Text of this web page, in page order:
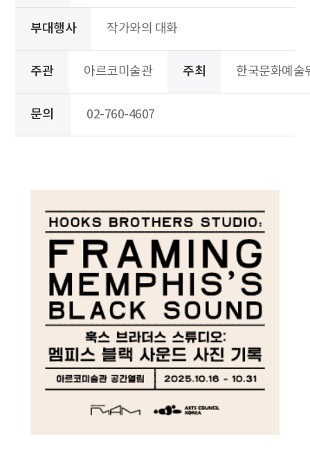
부대행사 작가와의 대화
주관 아르코미술관 주최 한국문화예술
문의 02-760-4607